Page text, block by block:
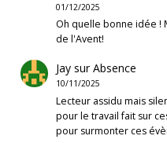
01/12/2025
Oh quelle bonne idée !
de l'Avent!
Jay surAbsence
10/11/2025
Lecteur assidu mais
pour le travail fait sur
pour surmonter ces